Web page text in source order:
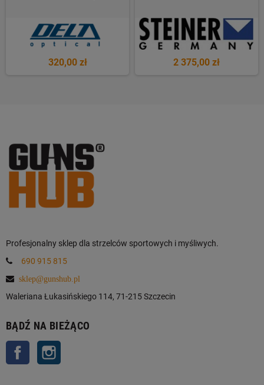
320,00 zł 2 375,00 zł
Profesjonalny sklep dla strzelców sportowych i myśliwych.
690 915 815
sklep@gunshub.pl
Waleriana Łukasińskiego 114, 71-215 Szczecin
BĄDŹ NA BIEŻĄCO
Facebook